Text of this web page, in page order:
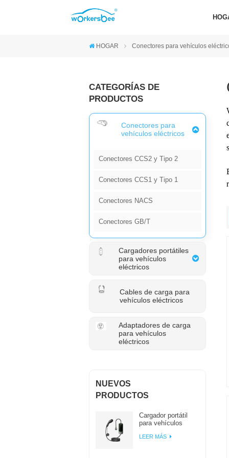
HOGAR Conectores para vehículos
CATEGORÍAS DE
PRODUCTOS
Conectores para
vehículos eléctricos
Conectores CCS2 y Tipo 2
Conectores CCS1 y Tipo 1
Conectores NACS
Conectores GB/T
Cargadores portátiles
para vehículos
eléctricos
Cables de carga para
vehículos eléctricos
Adaptadores de carga
para vehículos
eléctricos
NUEVOS
PRODUCTOS
Cargador portátil
para vehículos
Workersbee IEC
LEER MÁS